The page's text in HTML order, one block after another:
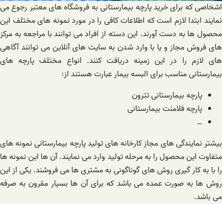
اشخاصی که برای خرید پارچه بیمارستانی به فروشگاه های معتبر رجوع می
نمایند ابتدا لازم است که اطلاعات کافی را در مورد نمونه های مختلف این
محصول ها به دست آورند. این دسته از افراد می توانند با مراجعه به مرکز
های فروش مجاز و یا با وارد شدن به سایت های آنلاین می توانند آگاهی
های لازم را در این زمینه دریافت کنند. انواع مختلف پارچه های
بیمارستانی مناسب برای البسه بیمار عبارت هستند از:
پارچه بیمارستانی تترون
پارچه فلامنت بیمارستانی
…
بیشتر نمایندگی های مجاز کارخانه های تولید پارچه بیمارستانی نمونه های
متفاوت این محصول را به مرحله تولید وارد می نمایند. آن ها این نمونه ها
را با به کار گیری روش های گوناگونی به مشتری ها می فروشند. یکی از این
روش ها به صورت عمده می باشد که برای آن ها بسیار مقرون به صرفه
می باشد.